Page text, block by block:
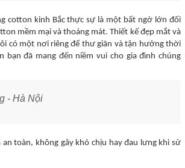
cotton kinh Bắc thực sự là một bất ngờ lớn đối
mềm mại và thoáng mát. Thiết kế đẹp mắt và
có một nơi riêng để thư giãn và tận hưởng thời
bạn đã mang đến niềm vui cho gia đình chúng
- Hà Nội
an toàn, không gây khó chịu hay đau lưng khi sử